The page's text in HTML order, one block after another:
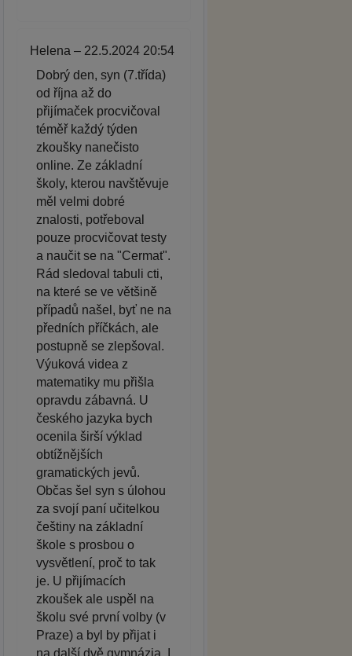
Helena – 22.5.2024 20:54
Dobrý den, syn (7.třída)
od října až do
přijímaček procvičoval
téměř každý týden
zkoušky nanečisto
online. Ze základní
školy, kterou navštěvuje
měl velmi dobré
znalosti, potřeboval
pouze procvičovat testy
a naučit se na "Cermat".
Rád sledoval tabuli cti,
na které se ve většině
případů našel, byť ne na
předních příčkách, ale
postupně se zlepšoval.
Výuková videa z
matematiky mu přišla
opravdu zábavná. U
českého jazyka bych
ocenila širší výklad
obtížnějších
gramatických jevů.
Občas šel syn s úlohou
za svojí paní učitelkou
češtiny na základní
škole s prosbou o
vysvětlení, proč to tak
je. U přijímacích
zkoušek ale uspěl na
školu své první volby (v
Praze) a byl by přijat i
na další dvě gymnázia. I